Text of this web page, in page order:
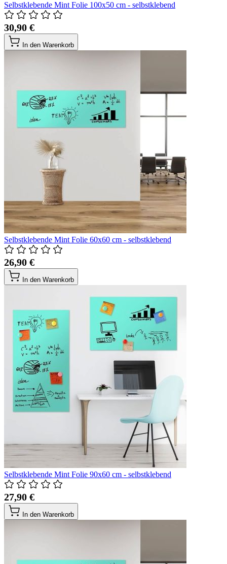
Selbstklebende Mint Folie 100x50 cm - selbstklebend
30,90 €
In den Warenkorb
Selbstklebende Mint Folie 60x60 cm - selbstklebend
26,90 €
In den Warenkorb
Selbstklebende Mint Folie 90x60 cm - selbstklebend
27,90 €
In den Warenkorb